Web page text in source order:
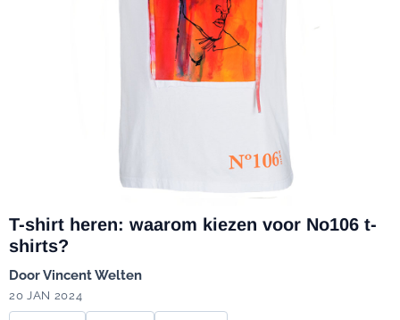
T-shirt heren: waarom kiezen voor No106 t-
shirts?
DoorVincent Welten
20 JAN 2024